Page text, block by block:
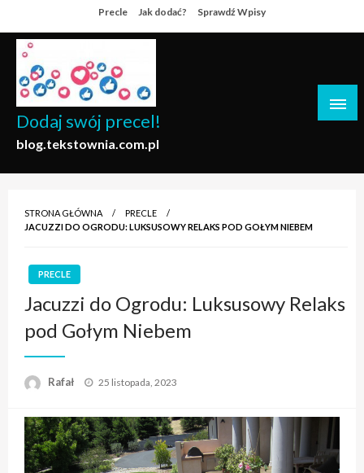
to
content
Precle Jak dodać? Sprawdź Wpisy
Dodaj swój precel!
blog.tekstownia.com.pl
STRONA GŁÓWNA
PRECLE
JACUZZI DO OGRODU: LUKSUSOWY RELAKS POD GOŁYM NIEBEM
PRECLE
Jacuzzi do Ogrodu: Luksusowy Relaks
pod Gołym Niebem
Rafał
Opublikowane
25 listopada, 2023